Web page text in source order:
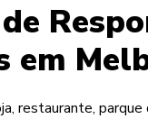
em
restaurante,